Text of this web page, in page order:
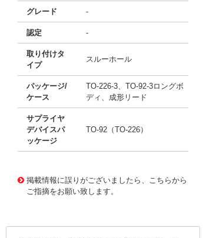
グレード -
認定 -
取り付けタ
イプ
スルーホール
パッケージ/
ケース
TO-226-3、TO-92-3ロングボ
ディ、成形リード
サプライヤ
デバイスパ
ッケージ
TO-92（TO-226）
掲載情報に誤りがございましたら、こちらから
ご指摘をお願い致します。